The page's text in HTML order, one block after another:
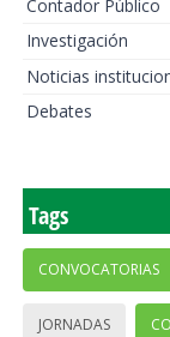
Contador Público
Investigación
Noticias
Debates
Tags
CONVOCATORIAS
JORNADAS